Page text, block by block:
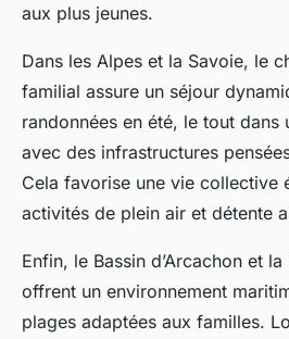
aux plus jeunes.
Dans les Alpes et la Savoie, le
familial assure un séjour
randonnées en été, le tout dans
avec des infrastructures
Cela favorise une vie collective
activités de plein air et détente
Enfin, le Bassin d’Arcachon et
offrent un environnement
plages adaptées aux familles.